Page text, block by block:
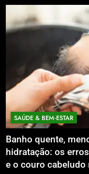
& BEM‑ESTAR
quente, menos
os erros que
cabeludo no